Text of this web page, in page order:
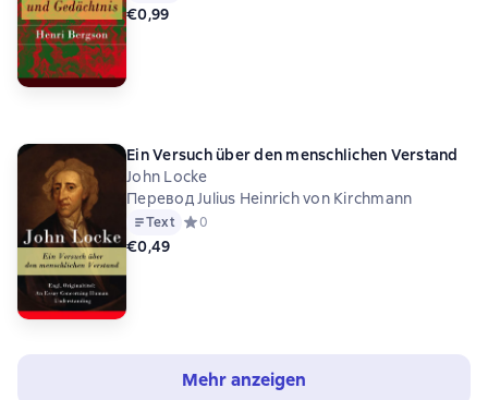
€0,99
Ein Versuch über den menschlichen Verstand
John Locke
Перевод Julius Heinrich von Kirchmann
Text Средний рейтинг 0 на основе 0 оценок
0
€0,49
Mehr anzeigen